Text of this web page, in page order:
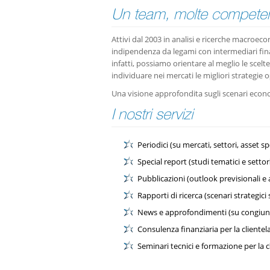
Un team, molte
Attivi dal 2003 in analisi e ricerche
indipendenza da legami con intermediari
infatti, possiamo orientare al meglio le
individuare nei mercati le migliori strategie
Una visione approfondita sugli scenari
I nostri servizi
Periodici (su mercati, settori, asset
Special report (studi tematici e
Pubblicazioni (outlook previsionali e
Rapporti di ricerca (scenari
News e approfondimenti (su
Consulenza finanziaria per la
Seminari tecnici e formazione per la